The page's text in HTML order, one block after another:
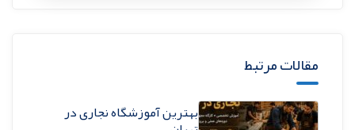
مقالات مرتبط
بهترین آموزشگاه نجاری در